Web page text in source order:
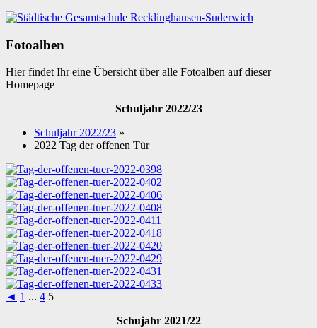
Fotoalben
Hier findet Ihr eine Übersicht über alle Fotoalben auf dieser
Homepage
Schuljahr 2022/23
Schuljahr 2022/23 »
2022 Tag der offenen Tür
◄ 1 ... 4 5
Schujahr 2021/22